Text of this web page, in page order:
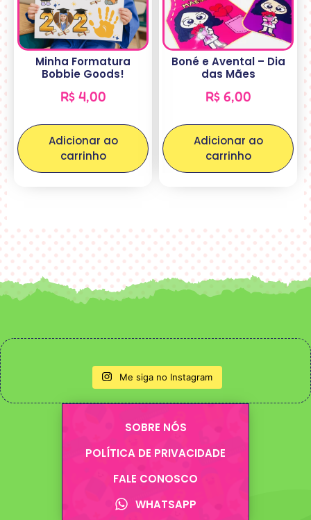
Minha Formatura
Bobbie Goods!
R$4,00
Adicionar ao
carrinho
Boné e Avental – Dia
das Mães
R$6,00
Adicionar ao
carrinho
Me siga no Instagram
SOBRE NÓS
POLÍTICA DE PRIVACIDADE
FALE CONOSCO
WHATSAPP